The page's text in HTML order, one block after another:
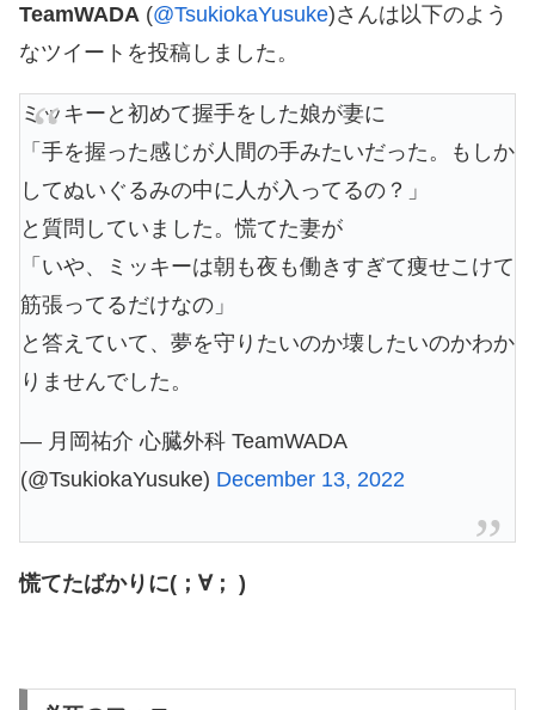
TeamWADA (@TsukiokaYusuke)さんは以下のよう
なツイートを投稿しました。
ミッキーと初めて握手をした娘が妻に
「手を握った感じが人間の手みたいだった。もしか
してぬいぐるみの中に人が入ってるの？」
と質問していました。慌てた妻が
「いや、ミッキーは朝も夜も働きすぎて痩せこけて
筋張ってるだけなの」
と答えていて、夢を守りたいのか壊したいのかわか
りませんでした。
— 月岡祐介 心臓外科 TeamWADA
(@TsukiokaYusuke) December 13, 2022
慌てたばかりに(；∀； )